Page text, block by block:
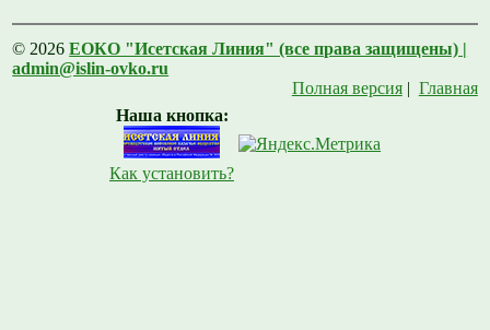
© 2026ЕОКО "Исетская Линия" (все права защищены) |
admin@islin-ovko.ru
Полная версия| Главная
Наша кнопка:
Как установить?